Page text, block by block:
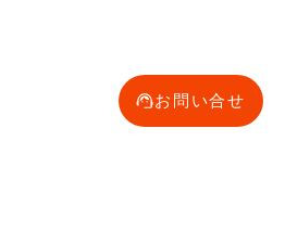
お問い合せ